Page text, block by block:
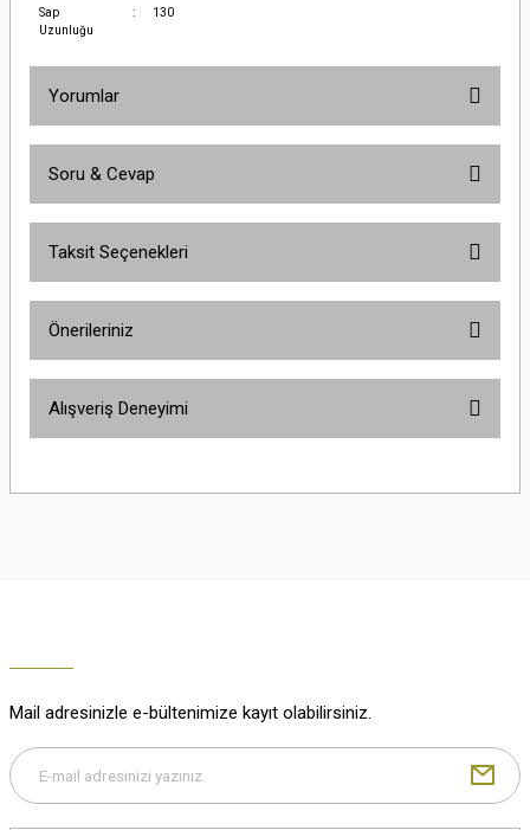
Sap
Uzunluğu
: 130
Yorumlar
Soru & Cevap
Taksit Seçenekleri
Önerileriniz
yetersiz gördüğünüz noktaları öneri formunu kullanarak tarafımıza
Gönder
Alışveriş Deneyimi
M... K... | 29/12/2025
Mail adresinizle e-bültenimize kayıt olabilirsiniz.